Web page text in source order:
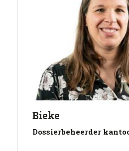
Bieke
Dossierbeheerder